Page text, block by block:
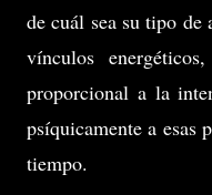
de cuál sea su tipo de
vínculos
proporcional a la
psíquicamente a esas
tiempo.